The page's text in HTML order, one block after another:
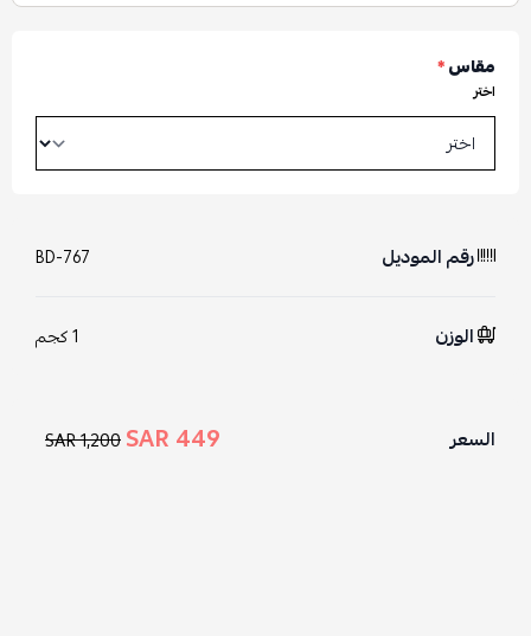
مقاس*
اختر
رقم الموديل BD-767
الوزن 1 كجم
السعر 449 SAR
1,200 SAR